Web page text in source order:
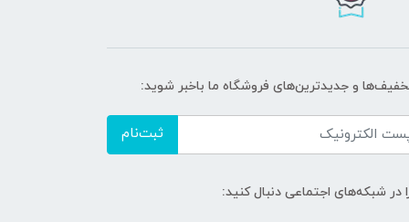
و جدیدترین‌های فروشگاه ما باخبر شوید:
ثبت‌نام
در شبکه‌های اجتماعی دنبال کنید: